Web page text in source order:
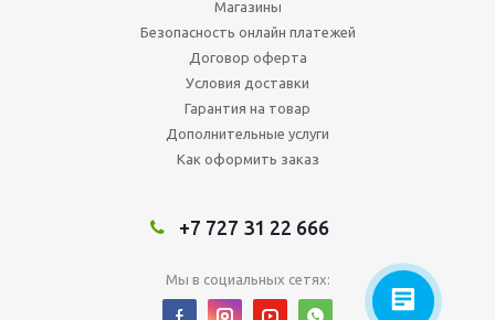
Магазины
Безопасность онлайн платежей
Договор оферта
Условия доставки
Гарантия на товар
Дополнительные услуги
Как оформить заказ
+7 727 31 22 666
Мы в социальных сетях: